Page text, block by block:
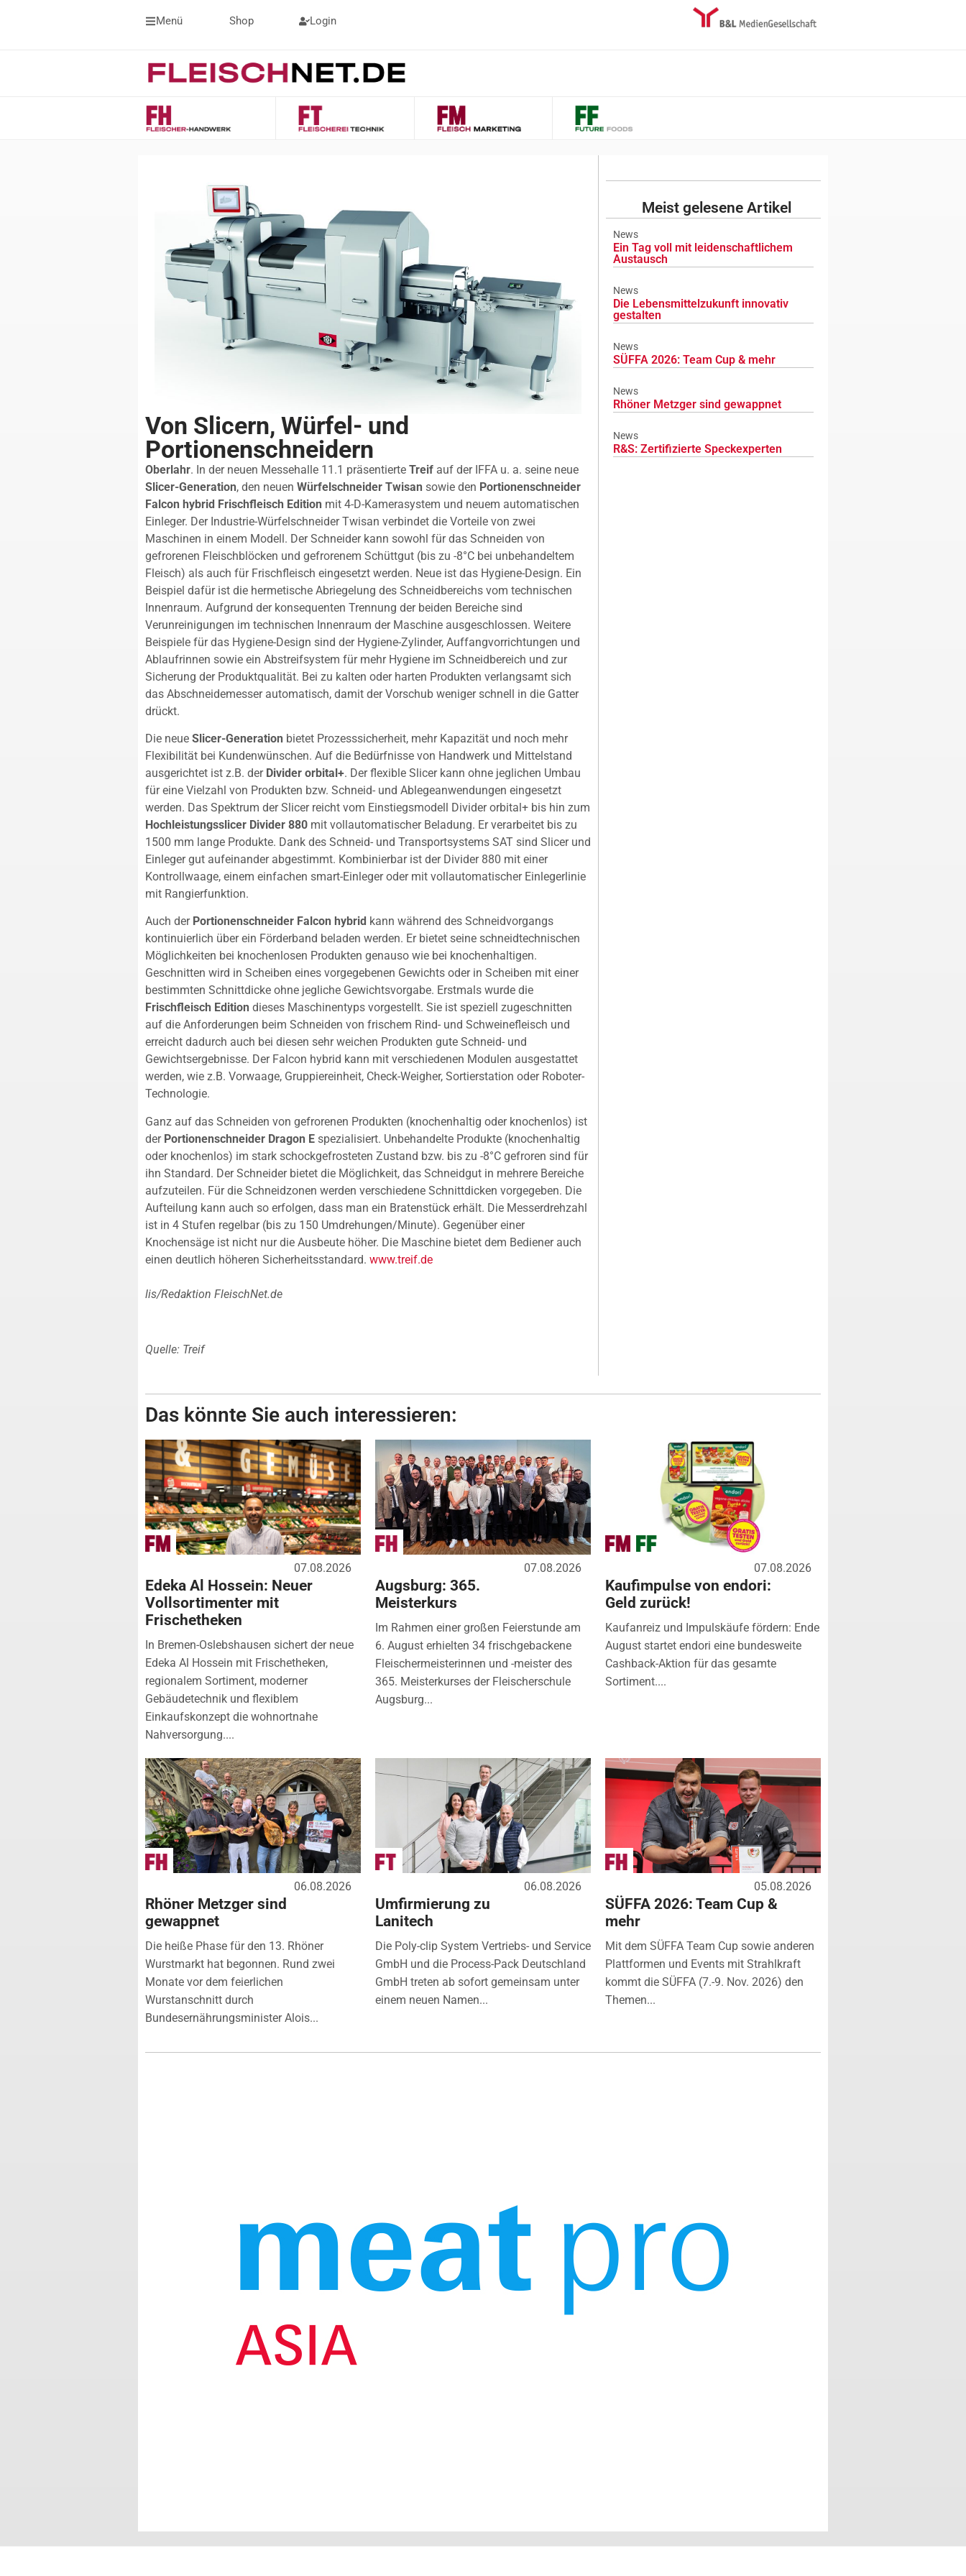
Menü Shop Login
Von Slicern, Würfel- und
Portionenschneidern
Oberlahr. In der neuen Messehalle 11.1 präsentierte Treif auf der IFFA u. a. seine neue
Slicer-Generation, den neuen Würfelschneider Twisan sowie den Portionenschneider
Falcon hybrid Frischfleisch Edition mit 4-D-Kamerasystem und neuem automatischen
Einleger. Der Industrie-Würfelschneider Twisan verbindet die Vorteile von zwei
Maschinen in einem Modell. Der Schneider kann sowohl für das Schneiden von
gefrorenen Fleischblöcken und gefrorenem Schüttgut (bis zu -8°C bei unbehandeltem
Fleisch) als auch für Frischfleisch eingesetzt werden. Neue ist das Hygiene-Design. Ein
Beispiel dafür ist die hermetische Abriegelung des Schneidbereichs vom technischen
Innenraum. Aufgrund der konsequenten Trennung der beiden Bereiche sind
Verunreinigungen im technischen Innenraum der Maschine ausgeschlossen. Weitere
Beispiele für das Hygiene-Design sind der Hygiene-Zylinder, Auffangvorrichtungen und
Ablaufrinnen sowie ein Abstreifsystem für mehr Hygiene im Schneidbereich und zur
Sicherung der Produktqualität. Bei zu kalten oder harten Produkten verlangsamt sich
das Abschneidemesser automatisch, damit der Vorschub weniger schnell in die Gatter
drückt.
Die neue Slicer-Generation bietet Prozesssicherheit, mehr Kapazität und noch mehr
Flexibilität bei Kundenwünschen. Auf die Bedürfnisse von Handwerk und Mittelstand
ausgerichtet ist z.B. der Divider orbital+. Der flexible Slicer kann ohne jeglichen Umbau
für eine Vielzahl von Produkten bzw. Schneid- und Ablegeanwendungen eingesetzt
werden. Das Spektrum der Slicer reicht vom Einstiegsmodell Divider orbital+ bis hin zum
Hochleistungsslicer Divider 880 mit vollautomatischer Beladung. Er verarbeitet bis zu
1500 mm lange Produkte. Dank des Schneid- und Transportsystems SAT sind Slicer und
Einleger gut aufeinander abgestimmt. Kombinierbar ist der Divider 880 mit einer
Kontrollwaage, einem einfachen smart-Einleger oder mit vollautomatischer Einlegerlinie
mit Rangierfunktion.
Auch der Portionenschneider Falcon hybrid kann während des Schneidvorgangs
kontinuierlich über ein Förderband beladen werden. Er bietet seine schneidtechnischen
Möglichkeiten bei knochenlosen Produkten genauso wie bei knochenhaltigen.
Geschnitten wird in Scheiben eines vorgegebenen Gewichts oder in Scheiben mit einer
bestimmten Schnittdicke ohne jegliche Gewichtsvorgabe. Erstmals wurde die
Frischfleisch Edition dieses Maschinentyps vorgestellt. Sie ist speziell zugeschnitten
auf die Anforderungen beim Schneiden von frischem Rind- und Schweinefleisch und
erreicht dadurch auch bei diesen sehr weichen Produkten gute Schneid- und
Gewichtsergebnisse. Der Falcon hybrid kann mit verschiedenen Modulen ausgestattet
werden, wie z.B. Vorwaage, Gruppiereinheit, Check-Weigher, Sortierstation oder Roboter-
Technologie.
Ganz auf das Schneiden von gefrorenen Produkten (knochenhaltig oder knochenlos) ist
der Portionenschneider Dragon E spezialisiert. Unbehandelte Produkte (knochenhaltig
oder knochenlos) im stark schockgefrosteten Zustand bzw. bis zu -8°C gefroren sind für
ihn Standard. Der Schneider bietet die Möglichkeit, das Schneidgut in mehrere Bereiche
aufzuteilen. Für die Schneidzonen werden verschiedene Schnittdicken vorgegeben. Die
Aufteilung kann auch so erfolgen, dass man ein Bratenstück erhält. Die Messerdrehzahl
ist in 4 Stufen regelbar (bis zu 150 Umdrehungen/Minute). Gegenüber einer
Knochensäge ist nicht nur die Ausbeute höher. Die Maschine bietet dem Bediener auch
einen deutlich höheren Sicherheitsstandard. www.treif.de
lis/Redaktion FleischNet.de
Quelle: Treif
Meist gelesene Artikel
News
Ein Tag voll mit leidenschaftlichem
Austausch
News
Die Lebensmittelzukunft innovativ
gestalten
News
SÜFFA 2026: Team Cup & mehr
News
Rhöner Metzger sind gewappnet
News
R&S: Zertifizierte Speckexperten
Das könnte Sie auch interessieren:
07.08.2026
Edeka Al Hossein: Neuer
Vollsortimenter mit
Frischetheken
In Bremen-Oslebshausen sichert der neue
Edeka Al Hossein mit Frischetheken,
regionalem Sortiment, moderner
Gebäudetechnik und flexiblem
Einkaufskonzept die wohnortnahe
Nahversorgung....
07.08.2026
Augsburg: 365.
Meisterkurs
Im Rahmen einer großen Feierstunde am
6. August erhielten 34 frischgebackene
Fleischermeisterinnen und -meister des
365. Meisterkurses der Fleischerschule
Augsburg...
07.08.2026
Kaufimpulse von endori:
Geld zurück!
Kaufanreiz und Impulskäufe fördern: Ende
August startet endori eine bundesweite
Cashback-Aktion für das gesamte
Sortiment....
06.08.2026
Rhöner Metzger sind
gewappnet
Die heiße Phase für den 13. Rhöner
Wurstmarkt hat begonnen. Rund zwei
Monate vor dem feierlichen
Wurstanschnitt durch
Bundesernährungsminister Alois...
06.08.2026
Umfirmierung zu
Lanitech
Die Poly-clip System Vertriebs- und Service
GmbH und die Process-Pack Deutschland
GmbH treten ab sofort gemeinsam unter
einem neuen Namen...
05.08.2026
SÜFFA 2026: Team Cup &
mehr
Mit dem SÜFFA Team Cup sowie anderen
Plattformen und Events mit Strahlkraft
kommt die SÜFFA (7.-9. Nov. 2026) den
Themen...